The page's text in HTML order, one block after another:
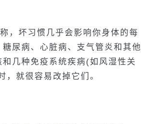
，坏习惯几乎会影响你身体的每
尿病、心脏病、支气管炎和其他
几种免疫系统疾病(如风湿性关
就很容易改掉它们。